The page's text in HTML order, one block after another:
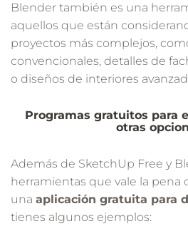
Blender también es una
aquellos que están
proyectos más complejos,
convencionales, detalles de
o diseños de interiores
Programas gratuitos para
otras
Además de SketchUp Free y
herramientas que vale la pena
una aplicación gratuita para
tienes algunos ejemplos: